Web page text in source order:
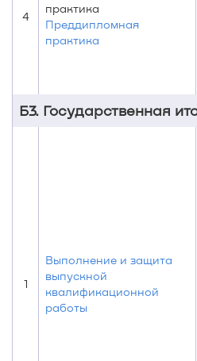
4
практика
Преддипломная
практика
Б3. Государственная
1
Выполнение и защита
выпускной
квалификационной
работы